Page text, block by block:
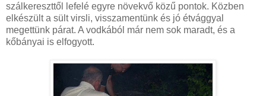
szálkereszttől lefelé egyre növekvő közű pontok. Közben
elkészült a sült virsli, visszamentünk és jó étvággyal
megettünk párat. A vodkából már nem sok maradt, és a
kőbányai is elfogyott.